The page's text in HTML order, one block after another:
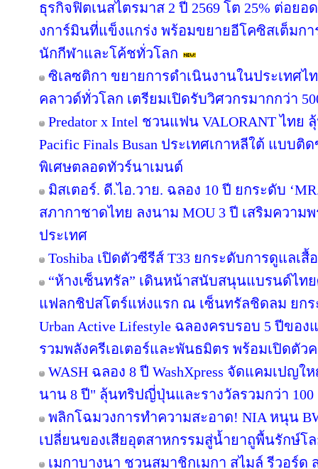
ธุรกิจฟิตเนสไตรมาส 2 ปี 2569 โต 25% ต่อย
งการ์มินที่แข็งแกร่ง พร้อมขยายอีโคซิสเต็มก
นักกีฬาและโค้ชทั่วโลก
ซิเลซติกา ขยายการดำเนินงานในประเทศไ
คลาวด์ทั่วโลก เตรียมเปิดรับวิศวกรมากกว่า
Predator x Intel ชวนแฟน VALORANT ไท
Pacific Finals Busan ประเทศเกาหลีใต้ แบบ
พิเศษตลอดทัวร์นาเมนต์
มิสเตอร์. ดี.ไอ.วาย. ฉลอง 10 ปี ยกระดับ
สภากาชาดไทย ลงนาม MOU 3 ปี เสริมความ
ประเทศ
Toshiba เปิดตัวซีรีส์ T33 ยกระดับการดูแลเ
“ห้างเซ็นทรัล” เดินหน้าสนับสนุนแบรนด์ไทย
แฟลกชิปสโตร์แห่งแรก ณ เซ็นทรัลชิดลม ยก
Urban Active Lifestyle ฉลองครบรอบ 5 ปีของ
รวมพลังครีเอเตอร์และพันธมิตร พร้อมเปิดตัว
WASH ฉลอง 8 ปี WashXpress จัดแคมเปญ
นาน 8 ปี" ลุ้นทริปญี่ปุ่นและรางวัลรวมกว่า 100
พลิกโฉมวงการทำความสะอาด! NIA หนุน
เปลี่ยนของเสียอุตสาหกรรมสู่น้ำยาถูพื้นรักษ์โ
เมกาบางนา ชวนสมาชิกเมกา สไมล์ รีวอร์ด